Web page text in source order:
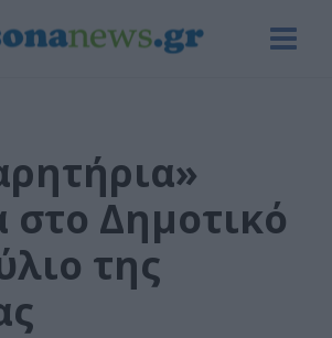
στο Δημοτικό
της